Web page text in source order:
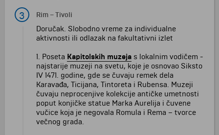
3 Rim –Tivoli
Doručak. Slobodno vreme za individualne
aktivnosti ili odlazak na fakultativni izlet
1. Poseta Kapitolskih muzeja s lokalnim vodičem -
najstarije muzeji na svetu, koje je osnovao Siksto
IV 1471. godine, gde se čuvaju remek dela
Karavađa, Ticijana, Tintoreta i Rubensa. Muzeji
čuvaju neprocenjive kolekcije antičke umetnosti
poput konjičke statue Marka Aurelija i čuvene
vučice koja je negovala Romula i Rema – tvorce
večnog grada.